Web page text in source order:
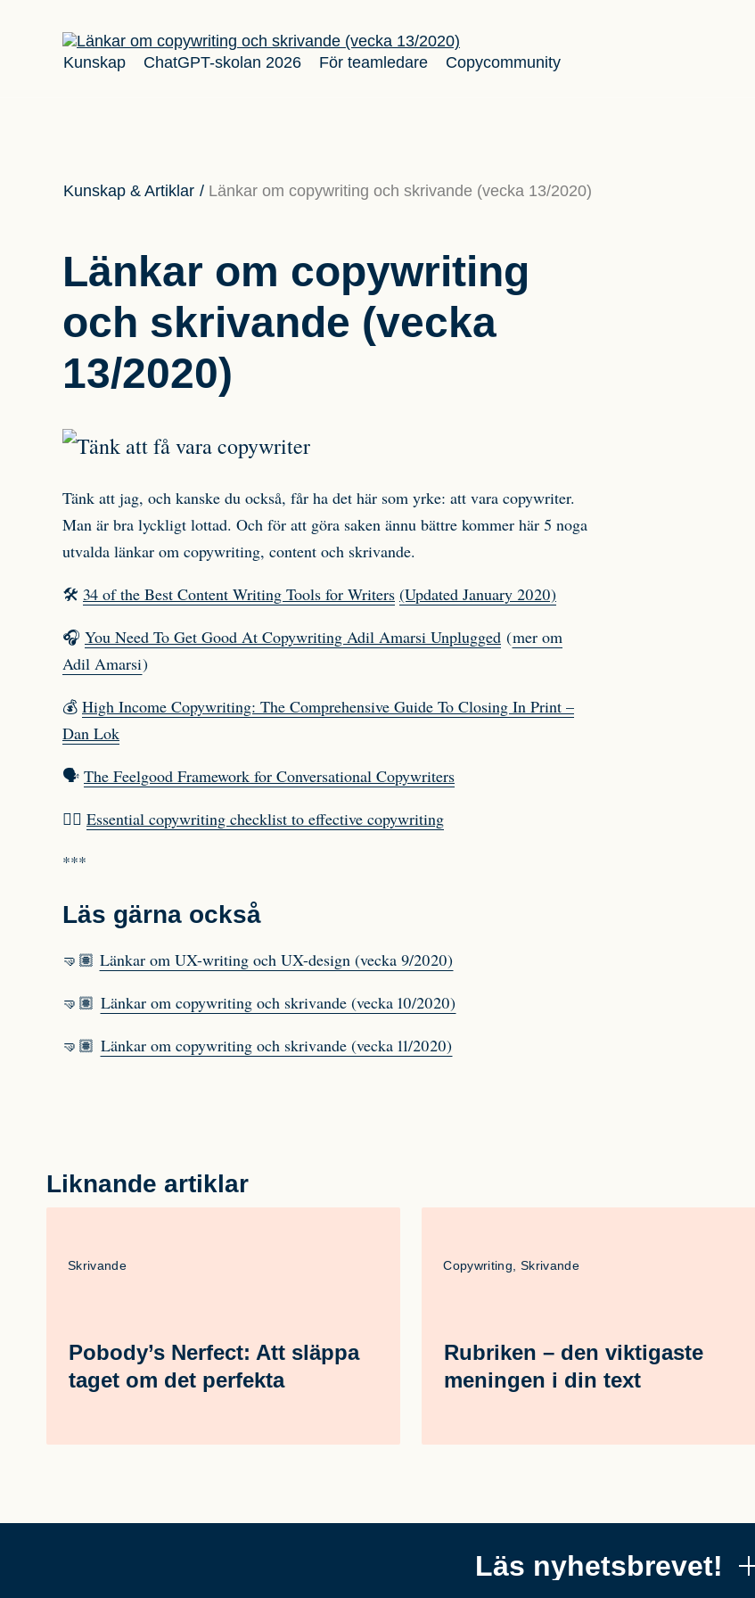
Kunskap ChatGPT-skolan 2026 För teamledare Copycommunity
Kunskap & Artiklar / Länkar om copywriting och skrivande (vecka 13/2020)
Länkar om copywriting
och skrivande (vecka
13/2020)
Tänk att jag, och kanske du också, får ha det här som yrke: att vara copywriter.
Man är bra lyckligt lottad. Och för att göra saken ännu bättre kommer här 5 noga
utvalda länkar om copywriting, content och skrivande.
🛠 34 of the Best Content Writing Tools for Writers (Updated January 2020)
🎧 You Need To Get Good At Copywriting Adil Amarsi Unplugged (mer om
Adil Amarsi)
💰 High Income Copywriting: The Comprehensive Guide To Closing In Print –
Dan Lok
🗣 The Feelgood Framework for Conversational Copywriters
🙋‍♂️ Essential copywriting checklist to effective copywriting
***
Läs gärna också
🤜🏽 Länkar om UX-writing och UX-design (vecka 9/2020)
🤜🏽 Länkar om copywriting och skrivande (vecka 10/2020)
🤜🏽 Länkar om copywriting och skrivande (vecka 11/2020)
Liknande artiklar
Skrivande
Pobody’s Nerfect: Att släppa
taget om det perfekta
Copywriting, Skrivande
Rubriken – den viktigaste
meningen i din text
Läs nyhetsbrevet!